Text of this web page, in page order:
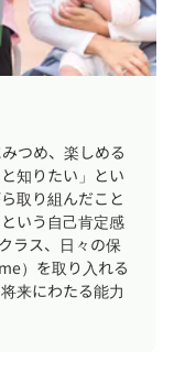
つめ、楽しめる
知りたい」とい
取り組んだこと
いう自己肯定感
ラス、日々の保
）を取り入れる
来にわたる能力